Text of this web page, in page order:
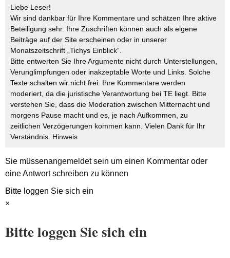
Liebe Leser!
Wir sind dankbar für Ihre Kommentare und schätzen Ihre aktive
Beteiligung sehr. Ihre Zuschriften können auch als eigene
Beiträge auf der Site erscheinen oder in unserer
Monatszeitschrift „Tichys Einblick“.
Bitte entwerten Sie Ihre Argumente nicht durch Unterstellungen,
Verunglimpfungen oder inakzeptable Worte und Links. Solche
Texte schalten wir nicht frei. Ihre Kommentare werden
moderiert, da die juristische Verantwortung bei TE liegt. Bitte
verstehen Sie, dass die Moderation zwischen Mitternacht und
morgens Pause macht und es, je nach Aufkommen, zu
zeitlichen Verzögerungen kommen kann. Vielen Dank für Ihr
Verständnis. Hinweis
Sie müssenangemeldetsein um einen Kommentar oder
eine Antwort schreiben zu können
Bitte loggen Sie sich ein
×
Bitte loggen Sie sich ein